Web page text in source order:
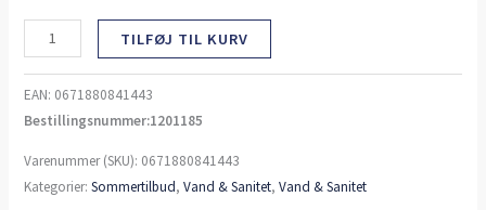
TILFØJ TIL KURV
EAN: 0671880841443
Bestillingsnummer:1201185
Varenummer (SKU): 0671880841443
Kategorier:Sommertilbud,Vand & Sanitet,Vand & Sanitet